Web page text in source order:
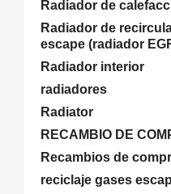
Radiador de
Radiador de
escape (radiador
Radiador interior
radiadores
Radiator
RECAMBIO DE
Recambios de
reciclaje gases